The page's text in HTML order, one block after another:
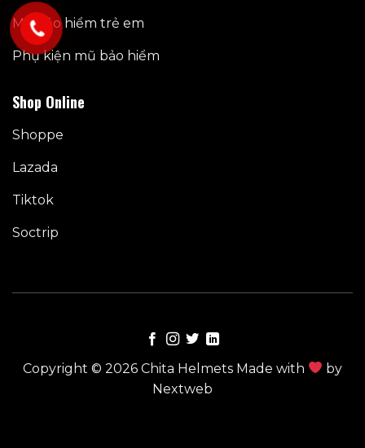
Mũ bảo hiểm trẻ em
Phụ kiện mũ bảo hiểm
Shop Online
Shoppe
Lazada
Tiktok
Soctrip
Copyright © 2026 Chita Helmets Made with
by
Nextweb